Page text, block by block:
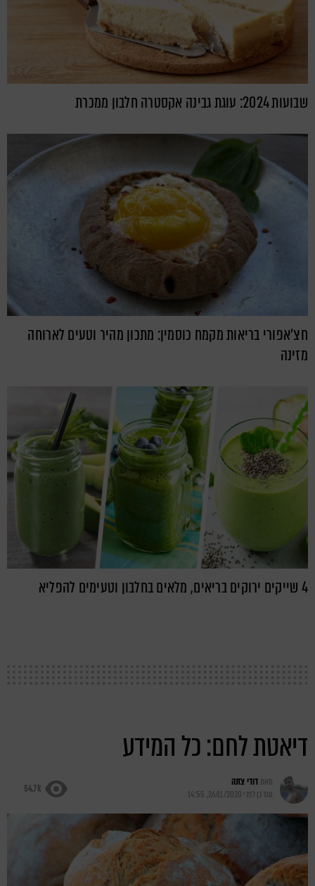
שבועות 2024: עוגת גבינה אקסטרה חלבון ממכרת
חצ'אפורי בריאות מקמח כוסמין: מתכון מהיר וטעים לארוחה
מזינה
4 שייקים ירוקים בריאים, מלאים בחלבון וטעימים להפליא
דיאטת לחם: כל המידע
מאתדודי צזנה
עודכן לפני 26/11/2020, 14:55
54.7k